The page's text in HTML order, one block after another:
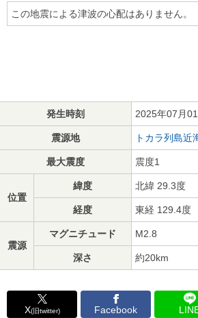
この地震による津波の心配はありません。
発生時刻 2025年07月
震源地 トカラ列島近
最大震度 震度1
位置
緯度 北緯 29.3度
経度 東経 129.4度
震源
マグニチュード M2.8
深さ 約20km
X(旧twitter) Facebook